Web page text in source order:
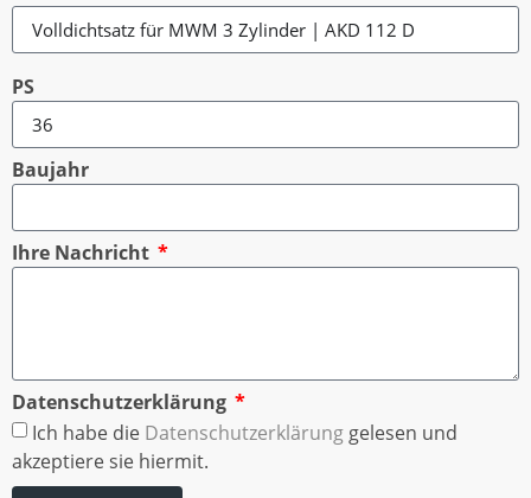
PS
Baujahr
Ihre Nachricht
Datenschutzerklärung
Ich habe die Datenschutzerklärung gelesen und
akzeptiere sie hiermit.